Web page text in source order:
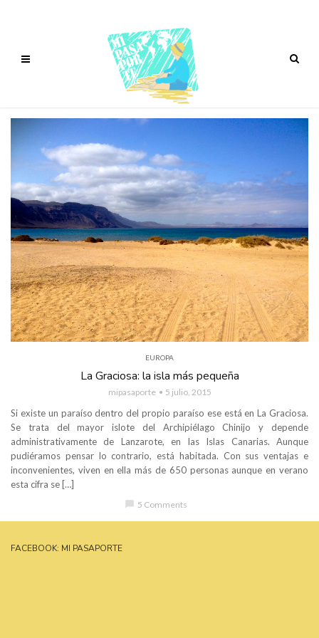
EUROPA
La Graciosa: la isla más pequeña
mipasaporte 5 julio, 2015
Si existe un paraíso dentro del propio paraíso ese está en La Graciosa.
Se trata del mayor islote del Archipiélago Chinijo y depende
administrativamente de Lanzarote, en las Islas Canarias. Aunque
pudiéramos pensar lo contrario, está habitada. Con sus ventajas e
inconvenientes, viven en ella más de 650 personas aunque en verano
esta cifra se […]
5 Comments
FACEBOOK: MI PASAPORTE